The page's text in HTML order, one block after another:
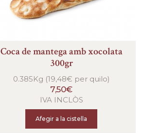
Coca de mantega amb xocolata
300gr
0.385Kg (19,48€ per quilo)
7,50€
IVA INCLÒS
Afegir a la cistella